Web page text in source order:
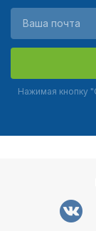
Нажимая кнопку